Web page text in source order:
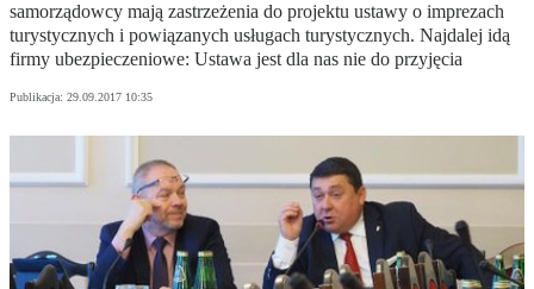
samorządowcy mają zastrzeżenia do projektu ustawy o imprezach
turystycznych i powiązanych usługach turystycznych. Najdalej idą
firmy ubezpieczeniowe: Ustawa jest dla nas nie do przyjęcia
Publikacja: 29.09.2017 10:35